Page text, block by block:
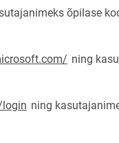
new page
õpilase
ning
new page
login ning